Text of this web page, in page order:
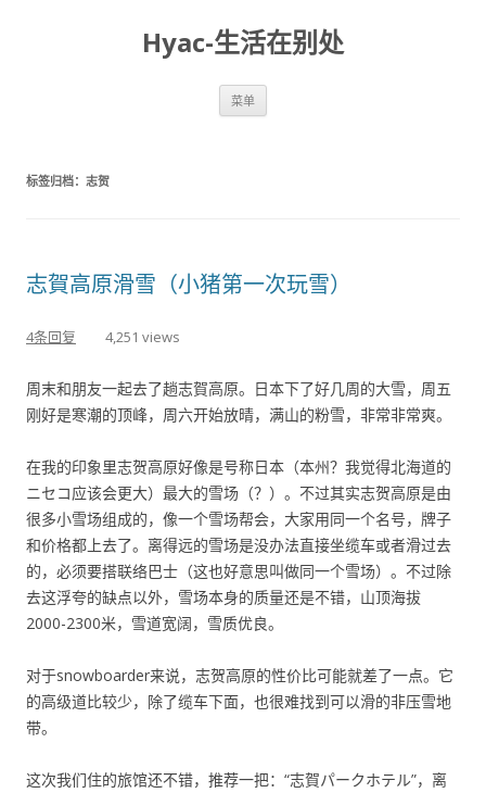
Hyac-生活在别处
菜单
标签归档： 志贺
志賀高原滑雪（小猪第一次玩雪）
4条回复 4,251 views
周末和朋友一起去了趟志賀高原。日本下了好几周的大雪，周五
刚好是寒潮的顶峰，周六开始放晴，满山的粉雪，非常非常爽。
在我的印象里志贺高原好像是号称日本（本州？我觉得北海道的
ニセコ应该会更大）最大的雪场（？）。不过其实志贺高原是由
很多小雪场组成的，像一个雪场帮会，大家用同一个名号，牌子
和价格都上去了。离得远的雪场是没办法直接坐缆车或者滑过去
的，必须要搭联络巴士（这也好意思叫做同一个雪场）。不过除
去这浮夸的缺点以外，雪场本身的质量还是不错，山顶海拔
2000-2300米，雪道宽阔，雪质优良。
对于snowboarder来说，志贺高原的性价比可能就差了一点。它
的高级道比较少，除了缆车下面，也很难找到可以滑的非压雪地
带。
这次我们住的旅馆还不错，推荐一把：“志賀パークホテル”，离